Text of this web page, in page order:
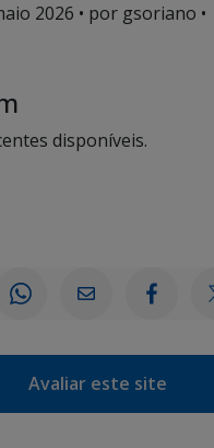
2026 • por gsoriano •
disponíveis.
Avaliar este site